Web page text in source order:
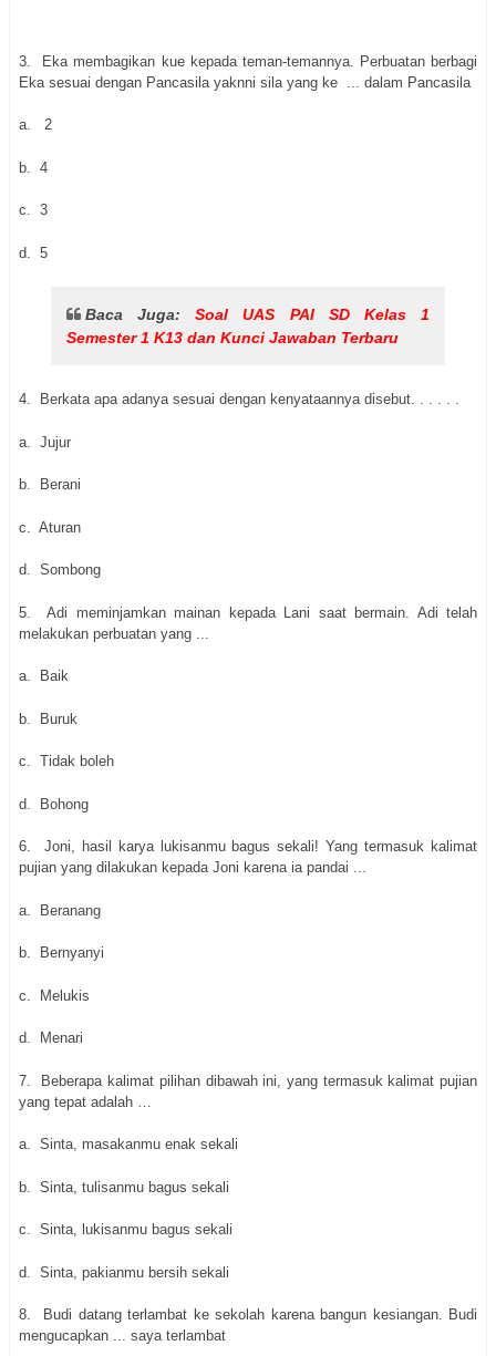
3.
Eka membagikan kue kepada teman-temannya. Perbuatan berbagi
Eka sesuai dengan Pancasila yaknni sila yang ke ... dalam Pancasila
a. 2
b. 4
c. 3
d. 5
Baca Juga:Soal UAS PAI SD Kelas 1
Semester 1 K13 dan Kunci Jawaban Terbaru
4. Berkata apa adanya sesuai dengan kenyataannya disebut. . . . . .
a. Jujur
b. Berani
c. Aturan
d. Sombong
5.
Adi meminjamkan mainan kepada Lani saat bermain. Adi telah
melakukan perbuatan yang ...
a. Baik
b. Buruk
c. Tidak boleh
d. Bohong
6.
Joni, hasil karya lukisanmu bagus sekali! Yang termasuk kalimat
pujian yang dilakukan kepada Joni karena ia pandai ...
a. Beranang
b. Bernyanyi
c. Melukis
d. Menari
7.
Beberapa kalimat pilihan dibawah ini, yang termasuk kalimat pujian
yang tepat adalah …
a. Sinta, masakanmu enak sekali
b. Sinta, tulisanmu bagus sekali
c. Sinta, lukisanmu bagus sekali
d. Sinta, pakianmu bersih sekali
8.
Budi datang terlambat ke sekolah karena bangun kesiangan. Budi
mengucapkan ... saya terlambat